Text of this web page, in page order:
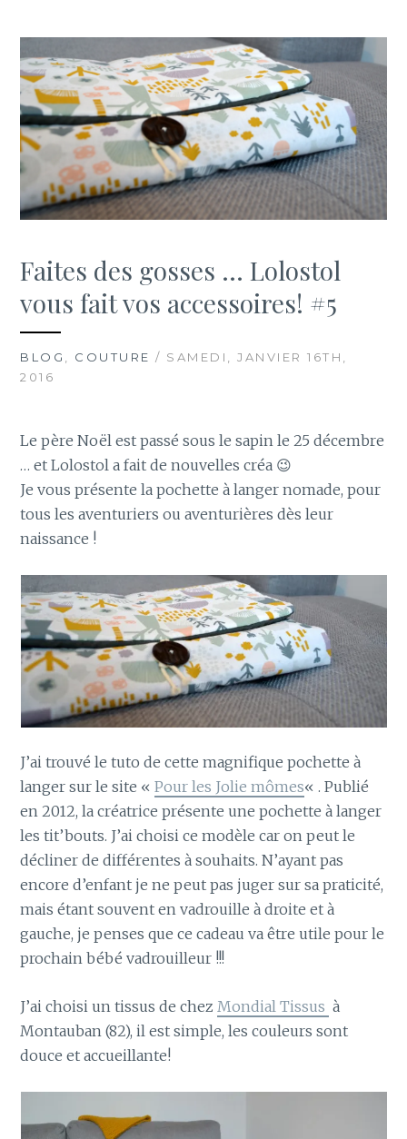
Faites des gosses … Lolostol
vous fait vos accessoires! #5
BLOG , COUTURE / SAMEDI, JANVIER 16TH,
2016
Le père Noël est passé sous le sapin le 25 décembre
… et Lolostol a fait de nouvelles créa 😉
Je vous présente la pochette à langer nomade, pour
tous les aventuriers ou aventurières dès leur
naissance !
J’ai trouvé le tuto de cette magnifique pochette à
langer sur le site «Pour les Jolie mômes« . Publié
en 2012, la créatrice présente une pochette à langer
les tit’bouts. J’ai choisi ce modèle car on peut le
décliner de différentes à souhaits. N’ayant pas
encore d’enfant je ne peut pas juger sur sa praticité,
mais étant souvent en vadrouille à droite et à
gauche, je penses que ce cadeau va être utile pour le
prochain bébé vadrouilleur !!!
J’ai choisi un tissus de chez Mondial Tissus à
Montauban (82), il est simple, les couleurs sont
douce et accueillante!